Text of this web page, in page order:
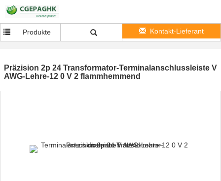
Produkte Kontakt-Lieferant
Präzision 2p 24 Transformator-Terminalanschlussleiste V
AWG-Lehre-12 0 V 2 flammhemmend